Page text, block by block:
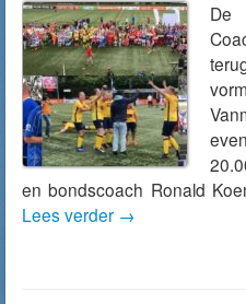
De
en bondscoach Ronald
Lees verder →